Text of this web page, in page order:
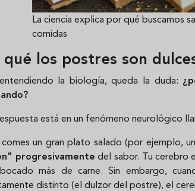
La ciencia explica por qué buscamos
comidas
qué los postres son
entendiendo la biología, queda la duda:
está en un fenómeno neurológico
comes un gran plato salado (por ejemplo,
progresivamente del sabor. Tu cerebro
más de carne. Sin embargo,
distinto (el dulzor del postre), el